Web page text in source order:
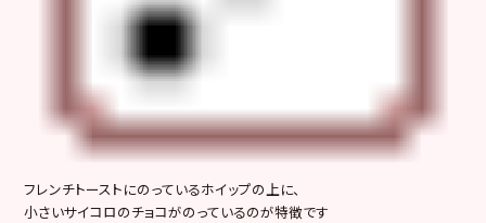
フレンチトーストにのっているホイップの上に、
小さいサイコロのチョコがのっているのが特徴です